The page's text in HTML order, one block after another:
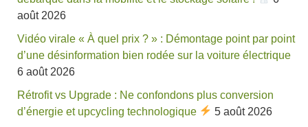
août 2026
Vidéo virale « À quel prix ? » : Démontage point par point
d’une désinformation bien rodée sur la voiture électrique
6 août 2026
Rétrofit vs Upgrade : Ne confondons plus conversion
d’énergie et upcycling technologique
5 août 2026